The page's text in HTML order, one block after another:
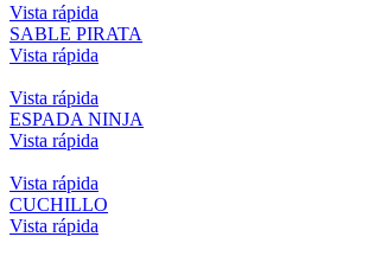
Vista rápida
SABLE PIRATA
Vista rápida
Vista rápida
ESPADA NINJA
Vista rápida
Vista rápida
CUCHILLO
Vista rápida